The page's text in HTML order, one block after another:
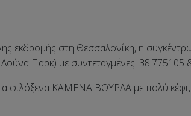
εκδρομής στη Θεσσαλονίκη, η
Παρκ) με συντεταγμένες: 38.775105
φιλόξενα ΚΑΜΕΝΑ ΒΟΥΡΛΑ με πολύ κέφι,